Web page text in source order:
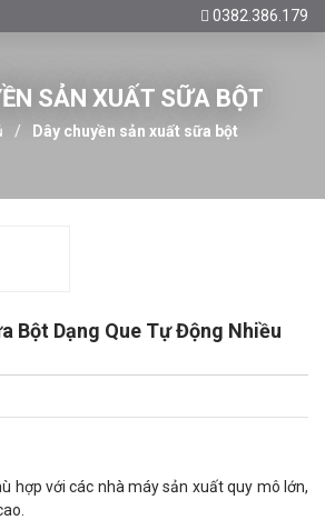
0382.386.179
SẢN XUẤT SỮA BỘT
Dây chuyền sản xuất sữa bột
Bột Dạng Que Tự Động Nhiều
hợp với các nhà máy sản xuất quy mô lớn,